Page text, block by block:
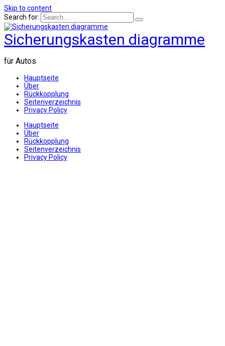
Skip to content
Search for:
Sicherungskasten diagramme
für Autos
Hauptseite
Über
Rückkopplung
Seitenverzeichnis
Privacy Policy
Hauptseite
Über
Rückkopplung
Seitenverzeichnis
Privacy Policy